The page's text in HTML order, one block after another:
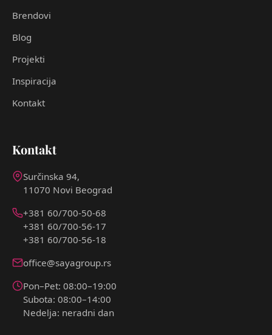
Brendovi
Blog
Projekti
Inspiracija
Kontakt
Kontakt
Surčinska 94,
11070 Novi Beograd
+381 60/700-50-68
+381 60/700-56-17
+381 60/700-56-18
office@sayagroup.rs
Pon–Pet: 08:00–19:00
Subota: 08:00–14:00
Nedelja: neradni dan